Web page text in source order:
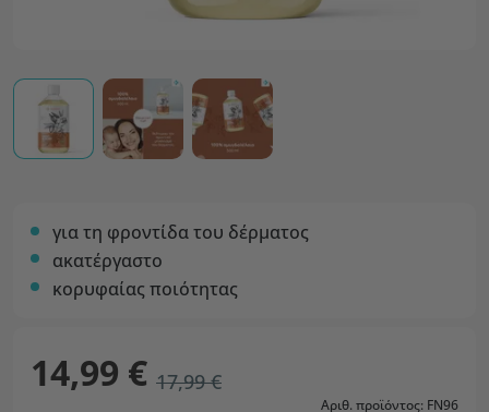
για τη φροντίδα του δέρματος
ακατέργαστο
κορυφαίας ποιότητας
14,99 € 17,99 €
Αριθ. προϊόντος: FN96